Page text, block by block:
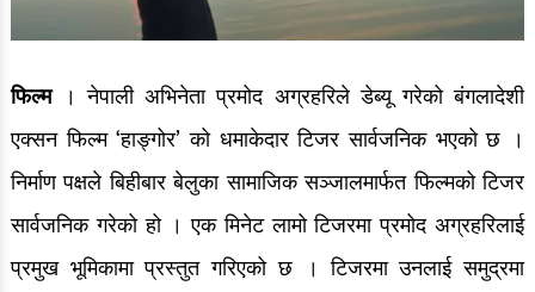
फिल्म। नेपाली अभिनेता प्रमोद अग्रहरिले डेब्यू गरेको बंगलादेशी
एक्सन फिल्म ‘हाङ्गोर’ को धमाकेदार टिजर सार्वजनिक भएको छ ।
निर्माण पक्षले बिहीबार बेलुका सामाजिक सञ्जालमार्फत फिल्मको टिजर
सार्वजनिक गरेको हो । एक मिनेट लामो टिजरमा प्रमोद अग्रहरिलाई
प्रमुख भूमिकामा प्रस्तुत गरिएको छ । टिजरमा उनलाई समुद्रमा